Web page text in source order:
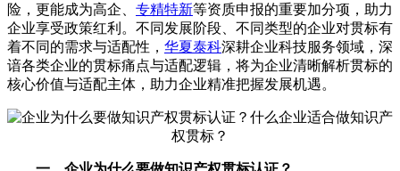
险，更能成为高企、 专精特新等资质申报的重要加分项，助力
企业享受政策红利。不同发展阶段、不同类型的企业对贯标有
着不同的需求与适配性， 华夏泰科深耕企业科技服务领域，深
谙各类企业的贯标痛点与适配逻辑，将为企业清晰解析贯标的
核心价值与适配主体，助力企业精准把握发展机遇。